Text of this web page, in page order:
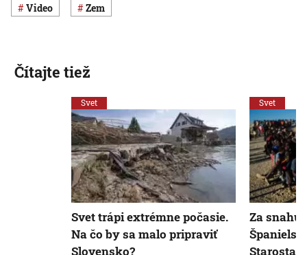
Video Zem
Čítajte tiež
Svet
Svet trápi extrémne počasie.
Na čo by sa malo pripraviť
Slovensko?
Svet
Za snahu
Starosta